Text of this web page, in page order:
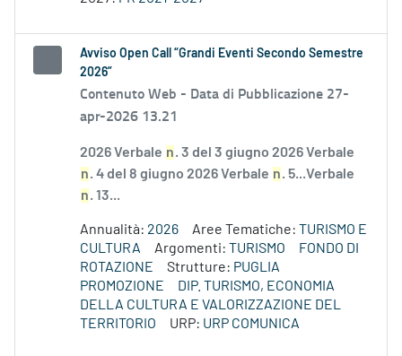
Avviso Open Call “Grandi Eventi Secondo Semestre
2026”
Contenuto Web - Data di Pubblicazione 27-
apr-2026 13.21
2026 Verbale n. 3 del 3 giugno 2026 Verbale
n. 4 del 8 giugno 2026 Verbale n. 5...Verbale
n. 13...
Annualità: 2026 Aree Tematiche: TURISMO E
CULTURA
Argomenti: TURISMO
FONDO DI
ROTAZIONE
Strutture: PUGLIA
PROMOZIONE
DIP. TURISMO, ECONOMIA
DELLA CULTURA E VALORIZZAZIONE DEL
TERRITORIO
URP: URP COMUNICA